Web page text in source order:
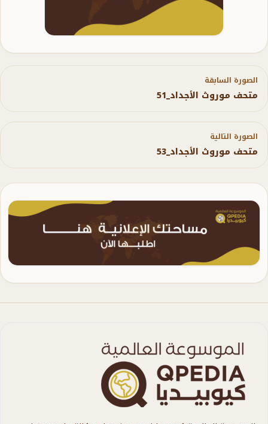
الصورة السابقة
متحف موروث الأجداد_51
الصورة التالية
متحف موروث الأجداد_53